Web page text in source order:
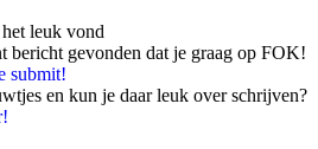
leuk vond
bericht gevonden dat je graag op FOK!
submit!
en kun je daar leuk over schrijven?